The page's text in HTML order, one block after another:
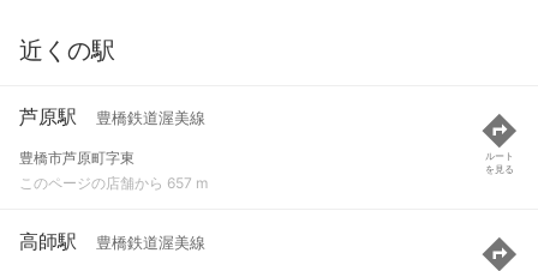
近くの駅
芦原駅 豊橋鉄道渥美線
豊橋市芦原町字東
このページの店舗から 657 m
ルート
を見る
高師駅 豊橋鉄道渥美線